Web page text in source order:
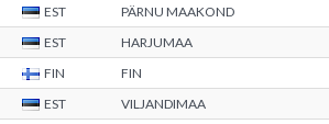
EST
PÄRNU MAAKOND
EST HARJUMAA
FIN FIN
EST VILJANDIMAA